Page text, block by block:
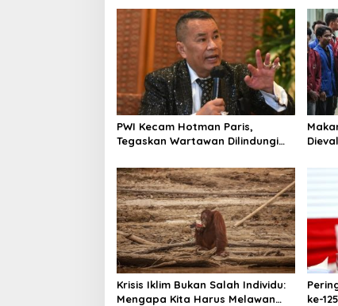
PWI Kecam Hotman Paris,
Tegaskan Wartawan Dilindungi
Krisis Iklim Bukan Salah Individu:
Mengapa Kita Harus Melawan
ke-